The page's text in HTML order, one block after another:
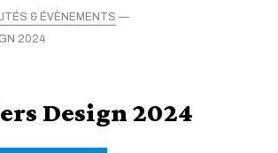
& ÉVÈNEMENTS
2024
Design 2024